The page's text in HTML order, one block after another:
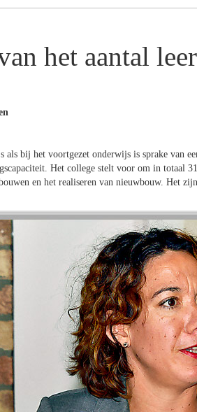
het aantal
als bij het voortgezet onderwijs is sprake van
Het college stelt voor om in totaal
en het realiseren van nieuwbouw. Het